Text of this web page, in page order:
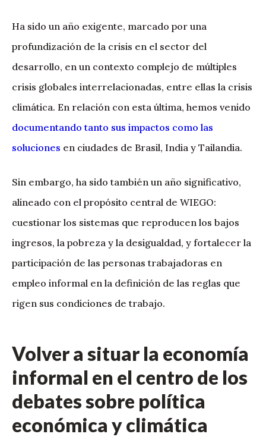
Ha sido un año exigente, marcado por una
profundización de la crisis en el sector del
desarrollo, en un contexto complejo de múltiples
crisis globales interrelacionadas, entre ellas la crisis
climática. En relación con esta última, hemos venido
documentando tanto sus impactos como las
soluciones en ciudades de Brasil, India y Tailandia.
Sin embargo, ha sido también un año significativo,
alineado con el propósito central de WIEGO:
cuestionar los sistemas que reproducen los bajos
ingresos, la pobreza y la desigualdad, y fortalecer la
participación de las personas trabajadoras en
empleo informal en la definición de las reglas que
rigen sus condiciones de trabajo.
Volver a situar la economía
informal en el centro de los
debates sobre política
económica y climática